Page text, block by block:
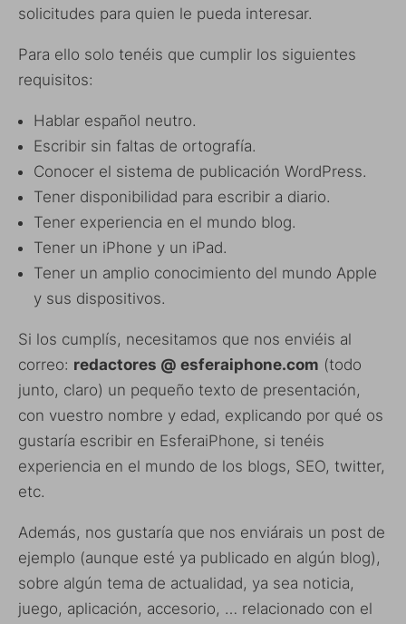
solicitudes para quien le pueda interesar.
Para ello solo tenéis que cumplir los siguientes
requisitos:
Hablar español neutro.
Escribir sin faltas de ortografía.
Conocer el sistema de publicación WordPress.
Tener disponibilidad para escribir a diario.
Tener experiencia en el mundo blog.
Tener un iPhone y un iPad.
Tener un amplio conocimiento del mundo Apple
y sus dispositivos.
Si los cumplís, necesitamos que nos enviéis al
correo: redactores @ esferaiphone.com (todo
junto, claro) un pequeño texto de presentación,
con vuestro nombre y edad, explicando por qué os
gustaría escribir en EsferaiPhone, si tenéis
experiencia en el mundo de los blogs, SEO, twitter,
etc.
Además, nos gustaría que nos enviárais un post de
ejemplo (aunque esté ya publicado en algún blog),
sobre algún tema de actualidad, ya sea noticia,
juego, aplicación, accesorio, … relacionado con el